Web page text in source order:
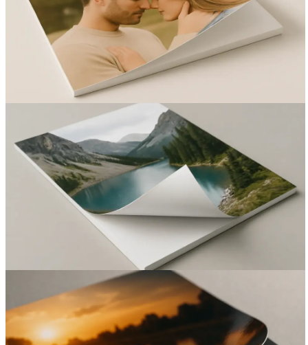
Вакансии
О компании
Написать директору
Арендодателям
Франшиза
Контакты